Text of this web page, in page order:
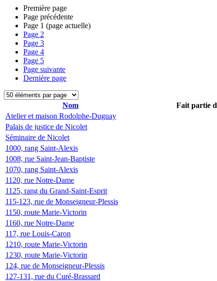
Première page
Page précédente
Page 1 (page actuelle)
Page 2
Page 3
Page 4
Page 5
Page suivante
Dernière page
Nom
Fait partie
Atelier et maison Rodolphe-Duguay
Palais de justice de Nicolet
Séminaire de Nicolet
1000, rang Saint-Alexis
1008, rue Saint-Jean-Baptiste
1070, rang Saint-Alexis
1120, rue Notre-Dame
1125, rang du Grand-Saint-Esprit
115-123, rue de Monseigneur-Plessis
1150, route Marie-Victorin
1160, rue Notre-Dame
117, rue Louis-Caron
1210, route Marie-Victorin
1230, route Marie-Victorin
124, rue de Monseigneur-Plessis
127-131, rue du Curé-Brassard